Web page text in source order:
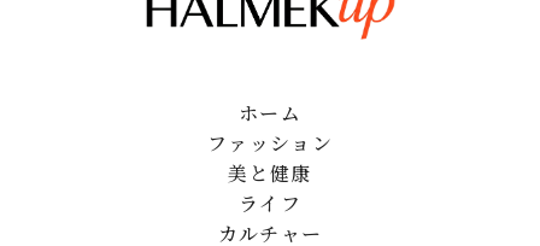
ホーム
ファッション
美と健康
ライフ
カルチャー